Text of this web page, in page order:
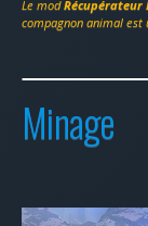
Le mod
compagnon animal est
Minage